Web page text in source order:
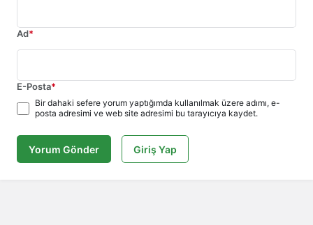
Ad*
E-Posta*
Bir dahaki sefere yorum yaptığımda kullanılmak üzere adımı, e-
posta adresimi ve web site adresimi bu tarayıcıya kaydet.
Yorum Gönder Giriş Yap